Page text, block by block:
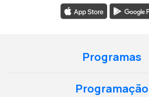
Programas
Programação